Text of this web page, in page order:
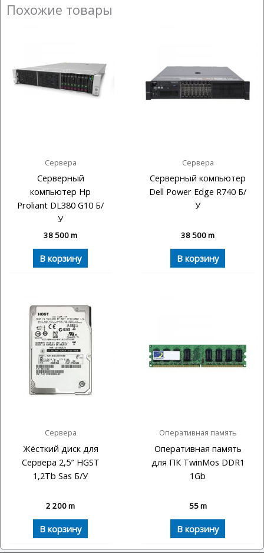
Похожие товары
Сервера
Серверный
компьютер Hp
Proliant DL380 G10 Б/
У
38 500m
В корзину
Сервера
Серверный компьютер
Dell Power Edge R740 Б/
У
38 500m
В корзину
Сервера
Жёсткий диск для
Сервера 2,5″ HGST
1,2Tb Sas Б/У
2 200m
В корзину
Оперативная память
Оперативная память
для ПК TwinMos DDR1
1Gb
55m
В корзину